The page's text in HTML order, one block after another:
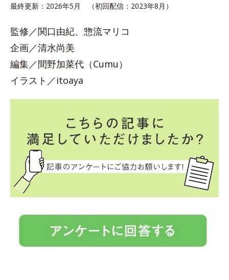
最終更新：2026年5月 （初回配信：2023年8月）
監修／関口由紀、惣流マリコ
企画／清水尚美
編集／間野加菜代（Cumu）
イラスト／itoaya